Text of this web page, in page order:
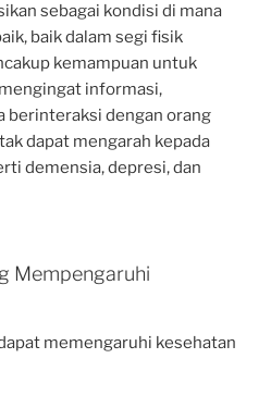
sebagai kondisi di mana
baik dalam segi fisik
kemampuan untuk
informasi,
berinteraksi dengan orang
dapat mengarah kepada
demensia, depresi, dan
Mempengaruhi
memengaruhi kesehatan